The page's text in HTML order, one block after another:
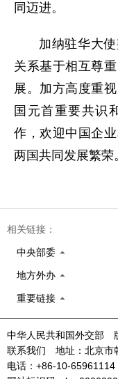
同迈进。
加纳驻华大
关系基于相互尊
展。加方高度重
国元首重要共识
作，欢迎中国企
两国共同发展繁荣
相关链接：
中央部委
地方外办
重要链接
中华人民共和国外交部
联系我们 地址：北京
电话：+86-10-65961114